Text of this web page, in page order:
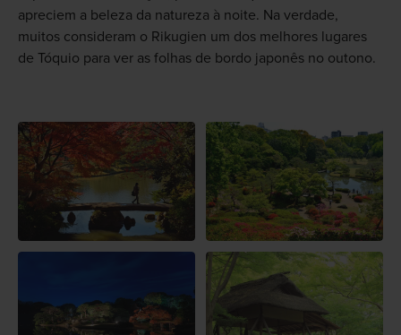
apreciem a beleza da natureza à noite. Na verdade,
muitos consideram o Rikugien um dos melhores lugares
de Tóquio para ver as folhas de bordo japonês no outono.